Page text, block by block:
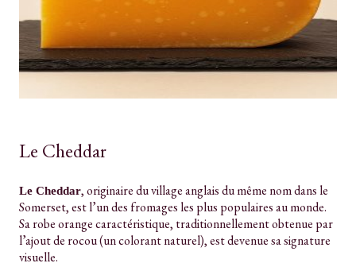
Le Cheddar
Le Cheddar, originaire du village anglais du même nom dans le
Somerset, est l’un des fromages les plus populaires au monde.
Sa robe orange caractéristique, traditionnellement obtenue par
l’ajout de rocou (un colorant naturel), est devenue sa signature
visuelle.